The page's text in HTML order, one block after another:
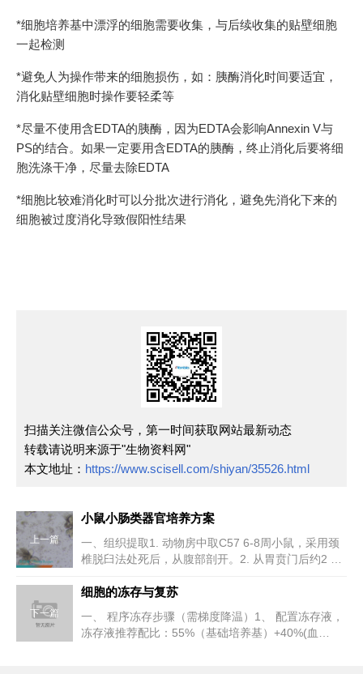
*细胞培养基中漂浮的细胞需要收集，与后续收集的贴壁细胞
一起检测
*避免人为操作带来的细胞损伤，如：胰酶消化时间要适宜，
消化贴壁细胞时操作要轻柔等
*尽量不使用含EDTA的胰酶，因为EDTA会影响Annexin V与
PS的结合。如果一定要用含EDTA的胰酶，终止消化后要将细
胞洗涤干净，尽量去除EDTA
*细胞比较难消化时可以分批次进行消化，避免先消化下来的
细胞被过度消化导致假阳性结果
扫描关注微信公众号，第一时间获取网站最新动态
转载请说明来源于"生物资料网"
本文地址： https://www.scisell.com/shiyan/35526.html
上一篇
小鼠小肠类器官培养方案
一、组织提取1. 动物房中取C57 6-8周小鼠，采用颈
椎脱臼法处死后，从腹部剖开。2. 从胃贲门后约2 cm
下一篇
细胞的冻存与复苏
一、 程序冻存步骤（需梯度降温）1、 配置冻存液，
冻存液推荐配比：55%（基础培养基）+40%(血